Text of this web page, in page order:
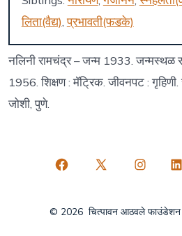
लिता(वैद्य),प्रभावती(फडके)
नलिनी रामचंद्र – जन्म 1933. जन्मस्थळ
1956. शिक्षण : मॅट्रिक. जीवनपट :
जोशी, पुणे.
Open
in
Open
in
Open
in
in
© 2026 चित्पावन आठवले फाउंडेशन